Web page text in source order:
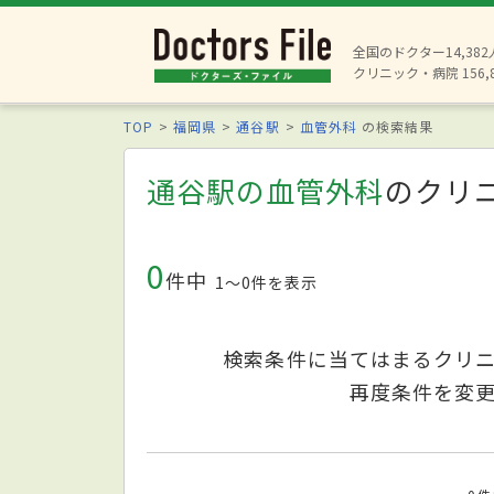
全国のドクター14,382
クリニック・病院
TOP 福岡県 通谷駅 血管外科 の検索結果
通谷駅の血管外科のクリ
0件中 1〜0件を表示
検索条件に当てはまるクリ
再度条件を変